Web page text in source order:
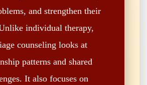
and strengthen their
individual therapy,
counseling looks at
patterns and shared
It also focuses on